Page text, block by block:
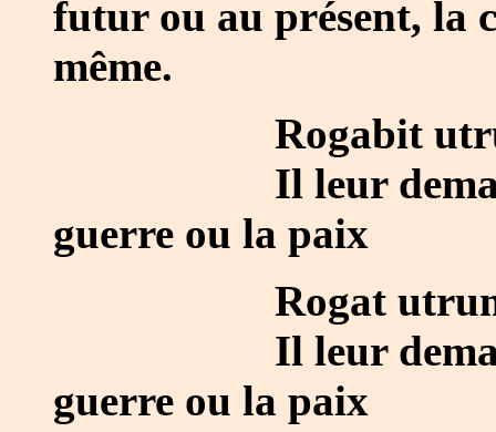
futur ou au présent, la
même.
Rogabit utrum
Il leur
guerre ou la paix
Rogat utrum
Il leur demande
guerre ou la paix